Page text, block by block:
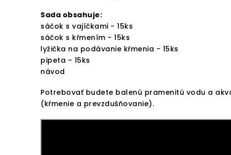
Sada obsahuje:
sáčok s vajíčkami - 15ks
sáčok s kŕmením - 15ks
lyžička na podávanie kŕmenia - 15ks
pipeta - 15ks
návod
Potrebovať budete balenú pramenitú vodu a
(kŕmenie a prevzdušňovanie).